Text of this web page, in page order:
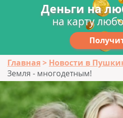
Деньги на
на карту
Главная
Новости в
Земля - многодетным!